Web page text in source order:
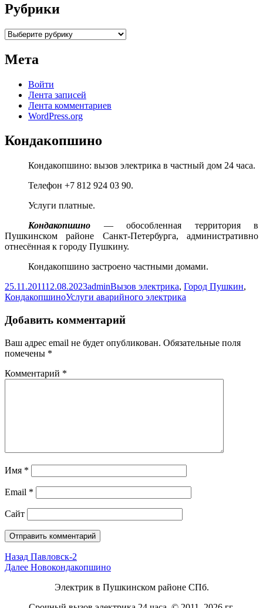
Рубрики
Рубрики
Мета
Войти
Лента записей
Лента комментариев
WordPress.org
Кондакопшино
Кондакопшино: вызов электрика в частный дом 24 часа.
Телефон +7 812 924 03 90.
Услуги платные.
Кондакопшино — обособленная территория в
Пушкинском районе Санкт-Петербурга, административно
отнесённая к городу Пушкину.
Кондакопшино застроено частными домами.
Опубликовано
25.11.201112.08.2023Автор
adminРубрики
Вызов электрика, Город Пушкин,
КондакопшиноМетки
Услуги аварийного электрика
Добавить комментарий
Ваш адрес email не будет опубликован. Обязательные поля
помечены *
Комментарий *
Имя *
Email *
Сайт
Навигация
по
записям
Назад Предыдущая
запись:
Павловск-2
Далее Следующая
Новокондакопшино
Электрик в Пушкинском районе СПб.